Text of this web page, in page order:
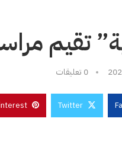
تقيم
0 تعليقات
Twitter